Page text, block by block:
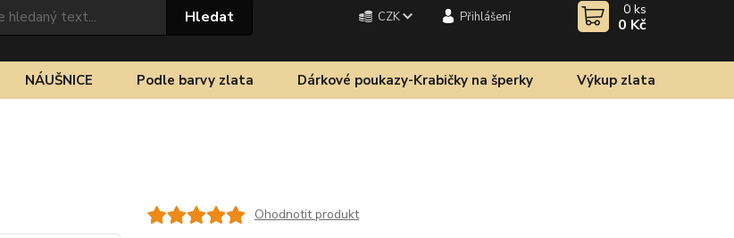
CZK Přihlášení
Hledat 0 ks
0 Kč
NÁUŠNICE Podle barvy zlata Dárkové poukazy-Krabičky na šperky Výkup zlata
Ohodnotit produkt